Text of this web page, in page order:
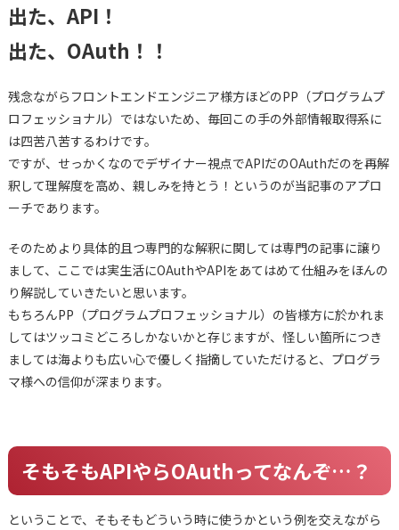
出た、API！
出た、OAuth！！
残念ながらフロントエンドエンジニア様方ほどのPP（プログラムプ
ロフェッショナル）ではないため、毎回この手の外部情報取得系に
は四苦八苦するわけです。
ですが、せっかくなのでデザイナー視点でAPIだのOAuthだのを再解
釈して理解度を高め、親しみを持とう！というのが当記事のアプロ
ーチであります。
そのためより具体的且つ専門的な解釈に関しては専門の記事に譲り
まして、ここでは実生活にOAuthやAPIをあてはめて仕組みをほんの
り解説していきたいと思います。
もちろんPP（プログラムプロフェッショナル）の皆様方に於かれま
してはツッコミどころしかないかと存じますが、怪しい箇所につき
ましては海よりも広い心で優しく指摘していただけると、プログラ
マ様への信仰が深まります。
そもそもAPIやらOAuthってなんぞ…？
ということで、そもそもどういう時に使うかという例を交えながら